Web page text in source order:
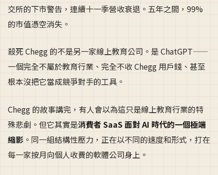
交所的下市警告，連續十一季營收衰退。五年之間，99%
的市值憑空消失。
殺死 Chegg 的不是另一家線上教育公司。是 ChatGPT——
一個完全不屬於教育行業、完全不收 Chegg 用戶錢、甚至
根本沒把它當成競爭對手的工具。
Chegg 的故事講完，有人會以為這只是線上教育行業的特
殊悲劇。但它其實是消費者 SaaS 面對 AI 時代的一個極端
縮影 。同一組結構性壓力，正在以不同的速度和形式，打在
每一家按月向個人收費的軟體公司身上。